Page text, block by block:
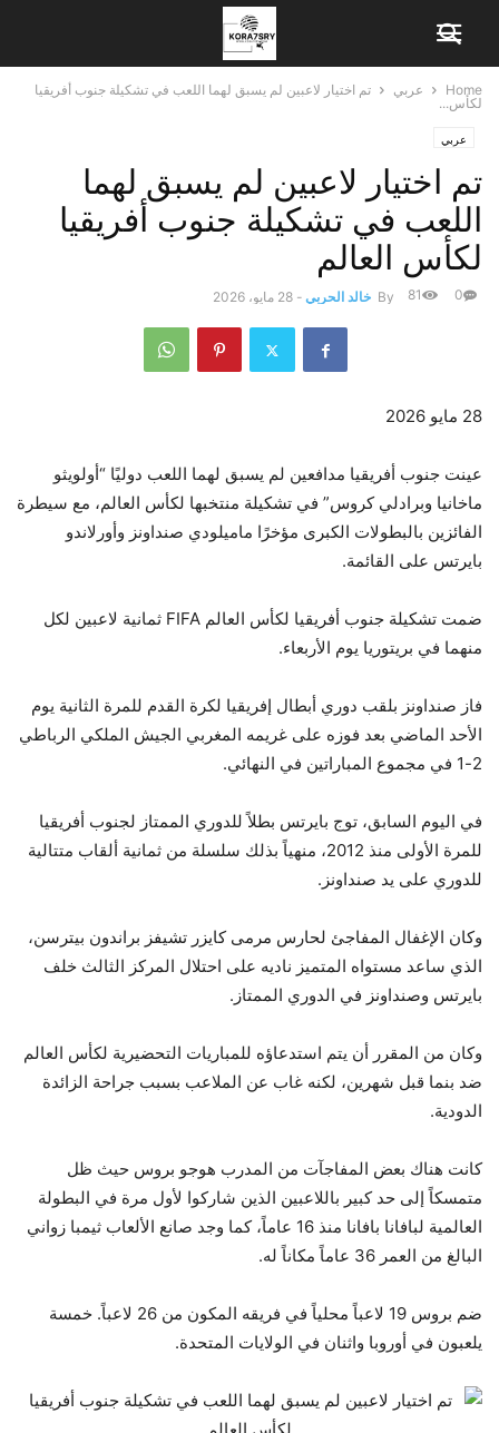
Home عربي
تم اختيار لاعبين لم يسبق لهما اللعب في تشكيلة جنوب أفريقيا
لكأس...
عربي
تم اختيار لاعبين لم يسبق لهما
اللعب في تشكيلة جنوب أفريقيا
لكأس العالم
By خالد الحربي - 28 مايو، 2026 0
81
نُشرت
28
مايو
2026
28 مايو 2026
عينت جنوب أفريقيا مدافعين لم يسبق لهما اللعب دوليًا “أولويثو
ماخانيا وبرادلي كروس” في تشكيلة منتخبها لكأس العالم، مع سيطرة
الفائزين بالبطولات الكبرى مؤخرًا ماميلودي صنداونز وأورلاندو
بايرتس على القائمة.
ضمت تشكيلة جنوب أفريقيا لكأس العالم FIFA ثمانية لاعبين لكل
منهما في بريتوريا يوم الأربعاء.
فاز صنداونز بلقب دوري أبطال إفريقيا لكرة القدم للمرة الثانية يوم
الأحد الماضي بعد فوزه على غريمه المغربي الجيش الملكي الرباطي
2-1 في مجموع المباراتين في النهائي.
في اليوم السابق، توج بايرتس بطلاً للدوري الممتاز لجنوب أفريقيا
للمرة الأولى منذ 2012، منهياً بذلك سلسلة من ثمانية ألقاب متتالية
للدوري على يد صنداونز.
وكان الإغفال المفاجئ لحارس مرمى كايزر تشيفز براندون بيترسن،
الذي ساعد مستواه المتميز ناديه على احتلال المركز الثالث خلف
بايرتس وصنداونز في الدوري الممتاز.
وكان من المقرر أن يتم استدعاؤه للمباريات التحضيرية لكأس العالم
ضد بنما قبل شهرين، لكنه غاب عن الملاعب بسبب جراحة الزائدة
الدودية.
كانت هناك بعض المفاجآت من المدرب هوجو بروس حيث ظل
متمسكاً إلى حد كبير باللاعبين الذين شاركوا لأول مرة في البطولة
العالمية لبافانا بافانا منذ 16 عاماً، كما وجد صانع الألعاب ثيمبا زواني
البالغ من العمر 36 عاماً مكاناً له.
ضم بروس 19 لاعباً محلياً في فريقه المكون من 26 لاعباً. خمسة
يلعبون في أوروبا واثنان في الولايات المتحدة.